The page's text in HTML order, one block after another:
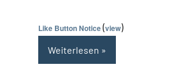
Like Button Notice(view)
Weiterlesen